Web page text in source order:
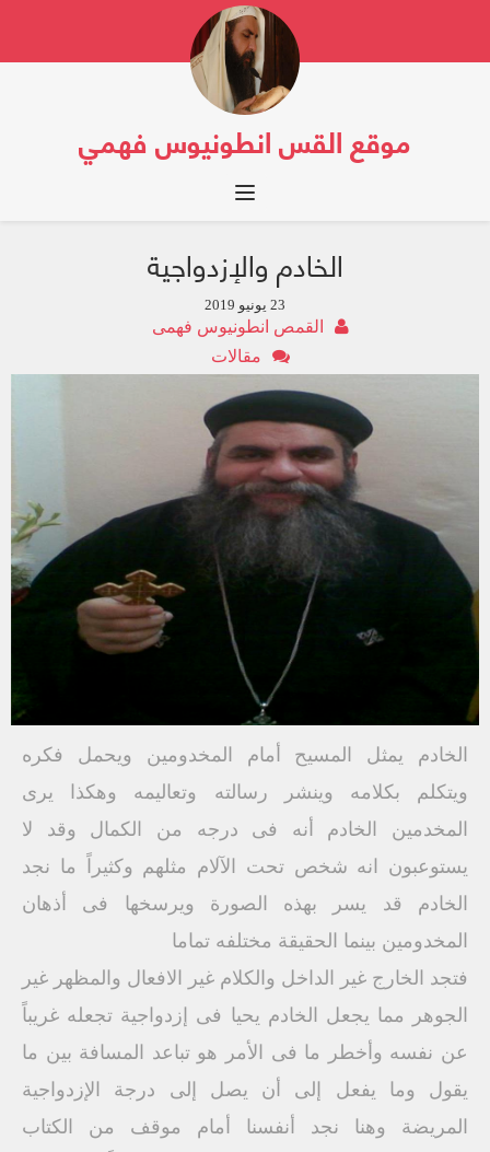
موقع القس انطونيوس فهمي
Toggle navigation
الخادم والإزدواجية
23 يونيو 2019
القمص انطونيوس فهمى
مقالات
الخادم يمثل المسيح أمام المخدومين ويحمل فكره
ويتكلم بكلامه وينشر رسالته وتعاليمه وهكذا يرى
المخدمين الخادم أنه فى درجه من الكمال وقد لا
يستوعبون انه شخص تحت الآلام مثلهم وكثيراً ما نجد
الخادم قد يسر بهذه الصورة ويرسخها فى أذهان
المخدومين بينما الحقيقة مختلفه تماما
فتجد الخارج غير الداخل والكلام غير الافعال والمظهر غير
الجوهر مما يجعل الخادم يحيا فى إزدواجية تجعله غريباً
عن نفسه وأخطر ما فى الأمر هو تباعد المسافة بين ما
يقول وما يفعل إلى أن يصل إلى درجة الإزدواجية
المريضة وهنا نجد أنفسنا أمام موقف من الكتاب